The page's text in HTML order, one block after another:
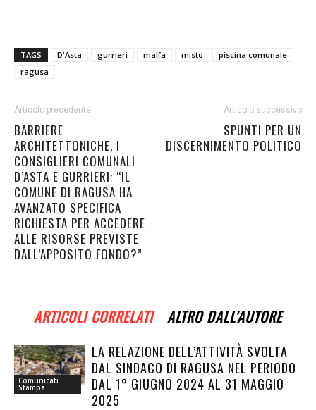
TAGS D'Asta gurrieri malfa misto
piscina comunale
ragusa
Articolo precedente
BARRIERE
ARCHITETTONICHE, I
CONSIGLIERI COMUNALI
D’ASTA E GURRIERI: “IL
COMUNE DI RAGUSA HA
AVANZATO SPECIFICA
RICHIESTA PER ACCEDERE
ALLE RISORSE PREVISTE
DALL’APPOSITO FONDO?”
Articolo successivo
SPUNTI PER UN
DISCERNIMENTO POLITICO
ARTICOLI CORRELATI ALTRO DALL'AUTORE
Comunicati
Stampa
LA RELAZIONE DELL’ATTIVITÀ SVOLTA
DAL SINDACO DI RAGUSA NEL PERIODO
DAL 1° GIUGNO 2024 AL 31 MAGGIO
2025